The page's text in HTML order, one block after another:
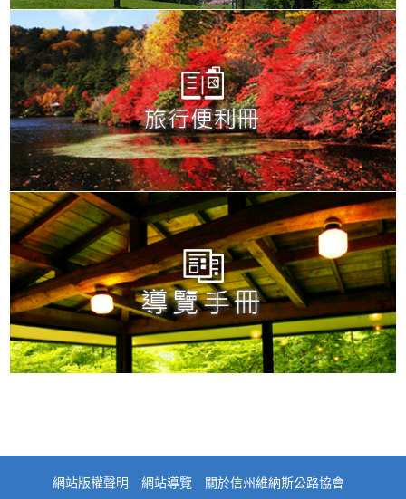
網站版權聲明 網站導覽 關於信州維納斯公路協會